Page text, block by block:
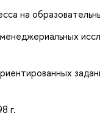
на
г.